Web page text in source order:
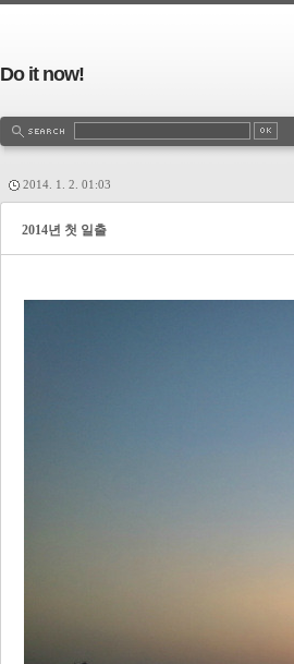
Do it now!
2014. 1. 2. 01:03
2014년 첫 일출